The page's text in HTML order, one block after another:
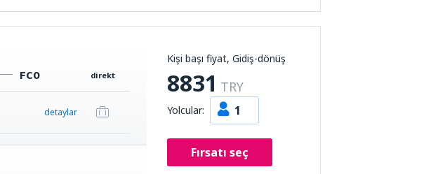
Kişi başı fiyat, Gidiş-dönüş
8831 TRY
Yolcular: 1
Fırsatı seç
FCO direkt
detaylar